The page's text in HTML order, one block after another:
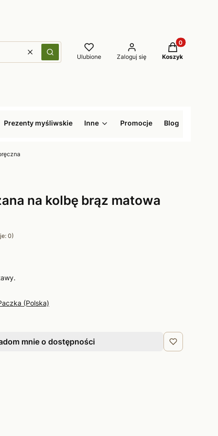
WyczyśćSzukaj Ulubione Zaloguj się
Produkty w
Koszyk
Prezenty myśliwskie Inne Promocje Blog
na kolbę brąz matowa
0)
(Polska)
mnie o dostępności